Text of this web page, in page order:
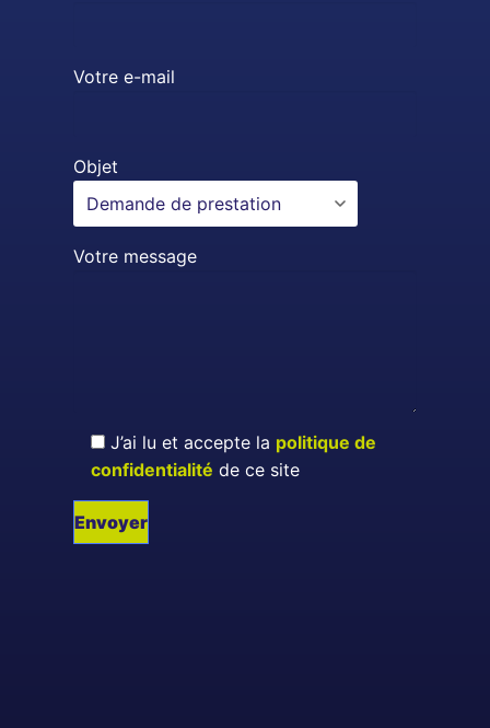
Votre e-mail
Objet
Votre message
J’ai lu et accepte la politique de
confidentialité de ce site